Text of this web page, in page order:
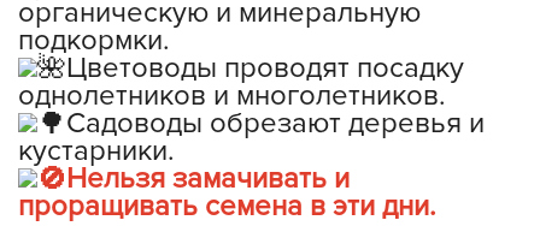
органическую и минеральную
подкормки.
Цветоводы проводят посадку
однолетников и многолетников.
Садоводы обрезают деревья и
кустарники.
Нельзя замачивать и
проращивать семена в эти дни.